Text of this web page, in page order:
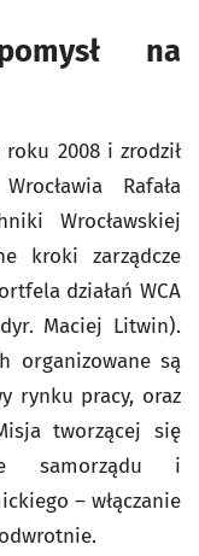
na
roku 2008 i zrodził
Rafała
Wrocławskiej
kroki zarządcze
działań WCA
Maciej Litwin).
organizowane są
rynku pracy, oraz
tworzącej się
samorządu i
– włączanie